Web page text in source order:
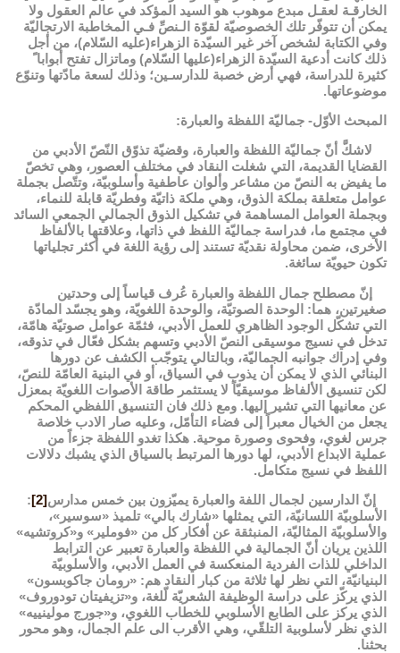
الخارقـة لعقـل مبدع موهوب هو السيد المؤكد في عالم العقول ولا
يمكن أن تتوفّر تلك الخصوصيّة لقوّة الـنصِّ فـي المخاطبة الارتجاليّة
وفي الكتابة لشخص آخر غير السيّدة الزهراء(عليه السّلام)، من أجل
ذلك كانت أدعية السيّدة الزهراء(عليها السّلام) وماتزال تفتح أبواباﹰ
كثيرة للدراسة، فهي أرض خصبة للدارسـين؛ وذلك لسعة مادّتها وتنوّع
موضوعاتها.
المبحث الأوّل- جماليّة اللفظة والعبارة:
لاشكَّ أنّ جماليّة اللفظة والعبارة، وقضيّة تذوّق النّصّ الأدبي من
القضايا القديمة، التي شغلت النقاد في مختلف العصور، وهي تخصّ
ما يفيض به النصّ من مشاعر وألوان عاطفية وأسلوبيّة، وتتّصل بجملة
عوامل متعلقة بملكة الذوق، وهي ملكة ذاتيّة وفطريّة قابلة للنماء،
وبجملة العوامل المساهمة في تشكيل الذوق الجمالي الجمعي السائد
في مجتمع ما، فدراسة جماليّة اللفظ في ذاتها، وعلاقتها بالألفاظ
الأخرى، ضمن محاولة نقديّة تستند إلى رؤية اللغة في أكثر تجلياتها
تكون حيويّة سائغة.
إنّ مصطلح جمال اللفظة والعبارة عُرف قياساً إلى وحدتين
صغيرتين، هما: الوحدة الصوتيّة، والوحدة اللغويّة، وهو يجسّد المادّة
التي تشكّل الوجود الظاهري للعمل الأدبي، فثمّة عوامل صوتيّة هامّة،
تدخل في نسيج موسيقى النصّ الأدبي وتسهم بشكل فعّال في تذوقه،
وفي إدراك جوانبه الجماليّة، وبالتالي يتوجّب الكشف عن دورها
البنائي الذي لا يمكن أن يذوب في السياق، أو في البنية العامّة للنصّ،
لكن تنسيق الألفاظ موسيقيّاً لا يستثمر طاقة الأصوات اللغويّة بمعزل
عن معانيها التي تشير إليها. ومع ذلك فان التنسيق اللفظي المحكم
يجعل من الخيال معبراً إلى فضاء التأمّل، وعليه صار الادب خلاصة
جرس لغوي، وفحوى وصورة موحية. هكذا تغدو اللفظة جزءاً من
عملية الابداع الأدبي، لها دورها المرتبط بالسياق الذي يشبك دلالات
اللفظ في نسيج متكامل.
إنّ الدارسين لجمال اللفة والعبارة يميّزون بين خمس مدارس[2]
:
الأسلوبيّة اللسانيّة، التي يمثلها «شارك بالي» تلميذ «سوسير»،
والأسلوبيّة المثاليّة، المنبثقة عن أفكار كل من «فوملير» و«كروتشيه»
اللذين يريان أنّ الجمالية في اللفظة والعبارة تعبير عن الترابط
الداخلي للذات الفردية المنعكسة في العمل الأدبي، والأسلوبيّة
البنيانيّة، التي نظر لها ثلاثة من كبار النقاد هم: «رومان جاكوبسون»
الذي يركّز على دراسة الوظيفة الشعريّة لّلغة، و«تزيفيتان تودوروف»
الذي يركز على الطابع الأسلوبي للخطاب اللغوي، و«جورج مولينييه»
الذي نظر لأسلوبية التلقّي، وهي الأقرب الى علم الجمال، وهو محور
بحثنا.